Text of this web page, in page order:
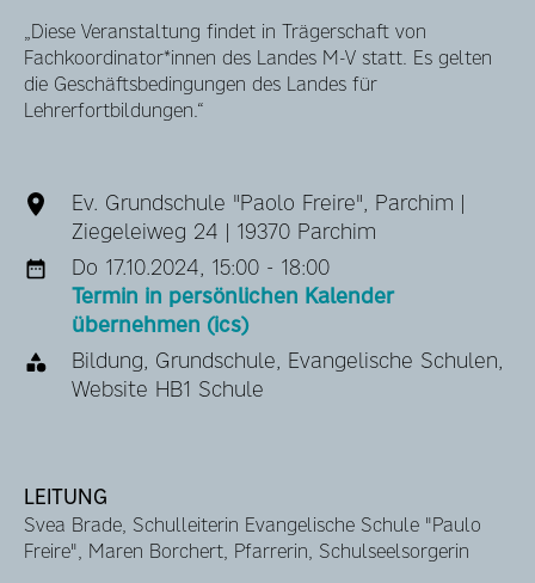
„Diese Veranstaltung findet in Trägerschaft von
Fachkoordinator*innen des Landes M-V statt. Es gelten
die Geschäftsbedingungen des Landes für
Lehrerfortbildungen.“
Ev. Grundschule "Paolo Freire", Parchim |
Ziegeleiweg 24 | 19370 Parchim
Do 17.10.2024, 15:00 - 18:00
Termin in persönlichen Kalender
übernehmen (ics)
Bildung, Grundschule, Evangelische Schulen,
Website HB1 Schule
LEITUNG
Svea Brade, Schulleiterin Evangelische Schule "Paulo
Freire", Maren Borchert, Pfarrerin, Schulseelsorgerin